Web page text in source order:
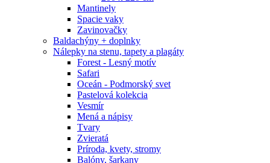
Mantinely
Spacie vaky
Zavinovačky
Baldachýny + doplnky
Nálepky na stenu, tapety a plagáty
Forest - Lesný motív
Safari
Oceán - Podmorský svet
Pastelová kolekcia
Vesmír
Mená a nápisy
Tvary
Zvieratá
Príroda, kvety, stromy
Balóny, šarkany